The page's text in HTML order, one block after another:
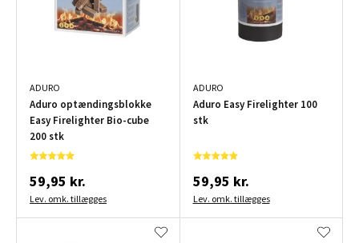
ADURO
Aduro optændingsblokke
Easy Firelighter Bio-cube
200 stk
59,95 kr.
Lev. omk. tillægges
ADURO
Aduro Easy Firelighter 100
stk
59,95 kr.
Lev. omk. tillægges